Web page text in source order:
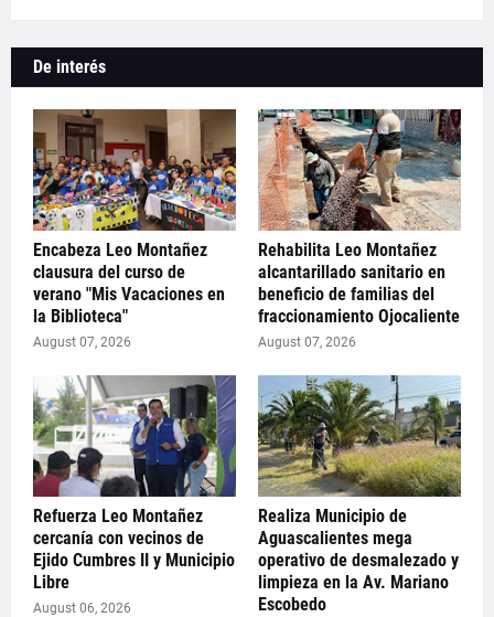
De interés
Encabeza Leo Montañez
clausura del curso de
verano "Mis Vacaciones en
la Biblioteca"
August 07, 2026
Rehabilita Leo Montañez
alcantarillado sanitario en
beneficio de familias del
fraccionamiento Ojocaliente
August 07, 2026
Refuerza Leo Montañez
cercanía con vecinos de
Ejido Cumbres II y Municipio
Libre
August 06, 2026
Realiza Municipio de
Aguascalientes mega
operativo de desmalezado y
limpieza en la Av. Mariano
Escobedo